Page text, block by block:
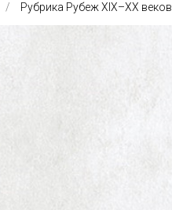
Рубрика Рубеж XIX–XX веков